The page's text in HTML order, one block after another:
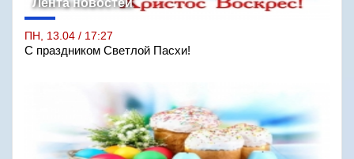
Лента новостей
ПН, 13.04 / 17:27
С праздником Светлой Пасхи!